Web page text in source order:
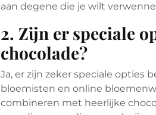
aan degene die je wilt
2. Zijn er speciale
chocolade?
Ja, er zijn zeker speciale opties
bloemisten en online
combineren met heerlijke